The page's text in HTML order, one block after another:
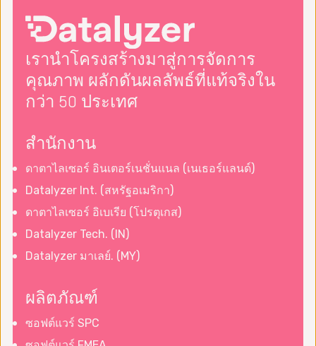
เรานำโครงสร้างมาสู่การจัดการ
คุณภาพ ผลักดันผลลัพธ์ที่แท้จริงใน
กว่า 50 ประเทศ
สำนักงาน
ดาตาไลเซอร์ อินเตอร์เนชั่นแนล (เนเธอร์แลนด์)
Datalyzer Int. (สหรัฐอเมริกา)
ดาตาไลเซอร์ อิเบเรีย (โปรตุเกส)
Datalyzer Tech. (IN)
Datalyzer มาเลย์. (MY)
ผลิตภัณฑ์
ซอฟต์แวร์ SPC